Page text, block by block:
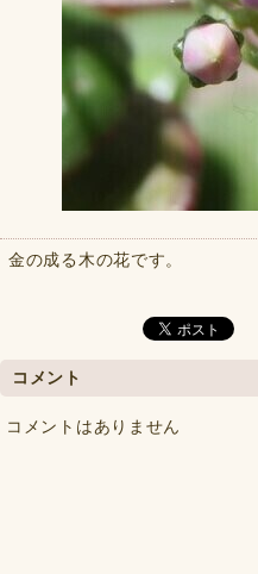
金の成る木の花です。
コメント
コメントはありません